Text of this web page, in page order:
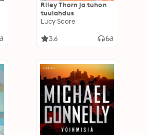
Riley Thorn ja tuhon
tuulahdus
Lucy Score
3.6